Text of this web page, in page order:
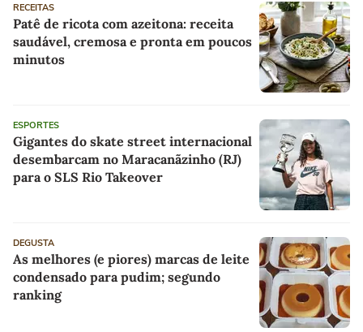
RECEITAS
Patê de ricota com azeitona: receita
saudável, cremosa e pronta em poucos
minutos
ESPORTES
Gigantes do skate street internacional
desembarcam no Maracanãzinho (RJ)
para o SLS Rio Takeover
DEGUSTA
As melhores (e piores) marcas de leite
condensado para pudim; segundo
ranking